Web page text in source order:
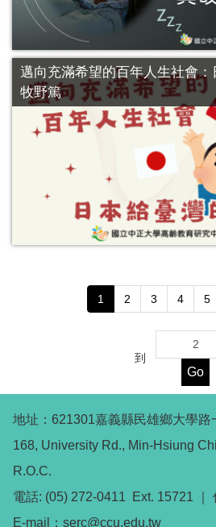
邁向充滿希望的百年人生社會
牧野篤
1 2 3 4 5
到
Go
地址：621301嘉義縣民雄鄉大學路
168, University Rd., Min-Hsiung
R.O.C.
電話: (05) 272-0411 Ext. 15721 ｜
E-mail：serc@ccu.edu.tw